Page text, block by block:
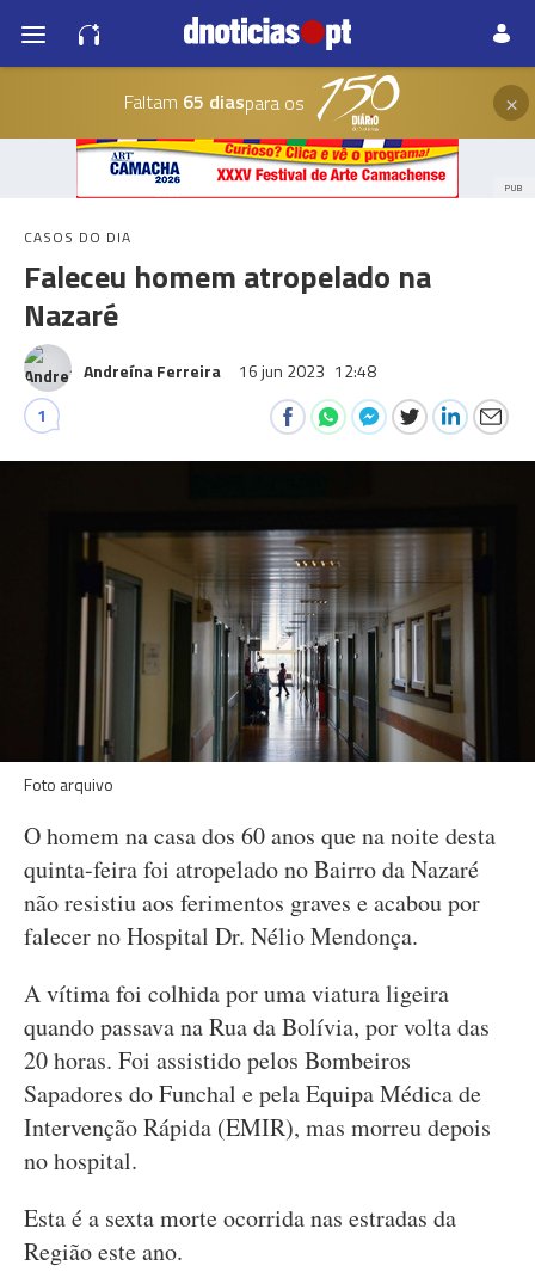
Faltam 65 diaspara os ×
PUB
CASOS DO DIA
Faleceu homem atropelado na
Nazaré
Andreína Ferreira 16 jun 2023 12:48
1
Foto arquivo
O homem na casa dos 60 anos que na noite desta
quinta-feira foi atropelado no Bairro da Nazaré
não resistiu aos ferimentos graves e acabou por
falecer no Hospital Dr. Nélio Mendonça.
A vítima foi colhida por uma viatura ligeira
quando passava na Rua da Bolívia, por volta das
20 horas. Foi assistido pelos Bombeiros
Sapadores do Funchal e pela Equipa Médica de
Intervenção Rápida (EMIR), mas morreu depois
no hospital.
Esta é a sexta morte ocorrida nas estradas da
Região este ano.